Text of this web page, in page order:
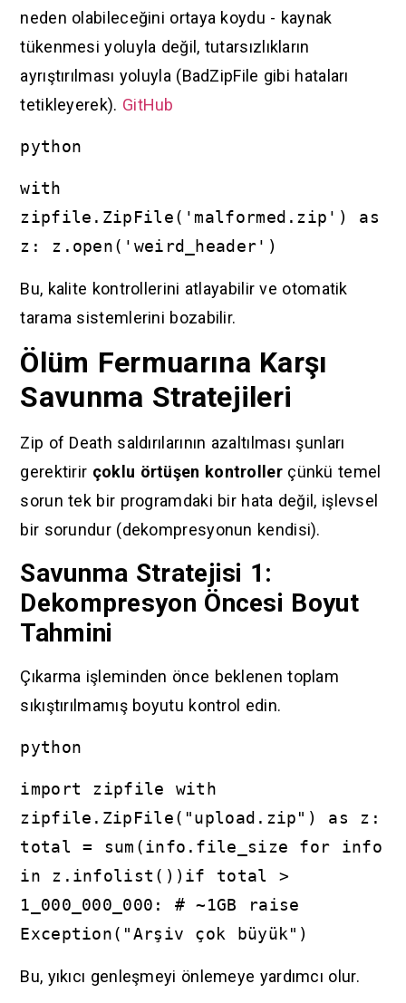
neden olabileceğini ortaya koydu - kaynak
tükenmesi yoluyla değil, tutarsızlıkların
ayrıştırılması yoluyla (BadZipFile gibi hataları
tetikleyerek). GitHub
python
with
zipfile.ZipFile('malformed.zip') as
z: z.open('weird_header')
Bu, kalite kontrollerini atlayabilir ve otomatik
tarama sistemlerini bozabilir.
Ölüm Fermuarına Karşı
Savunma Stratejileri
Zip of Death saldırılarının azaltılması şunları
gerektirir çoklu örtüşen kontrollerçünkü temel
sorun tek bir programdaki bir hata değil, işlevsel
bir sorundur (dekompresyonun kendisi).
Savunma Stratejisi 1:
Dekompresyon Öncesi Boyut
Tahmini
Çıkarma işleminden önce beklenen toplam
sıkıştırılmamış boyutu kontrol edin.
python
import zipfile with
zipfile.ZipFile("upload.zip") as z:
total = sum(info.file_size for info
in z.infolist())if total >
1_000_000_000: # ~1GB raise
Exception("Arşiv çok büyük")
Bu, yıkıcı genleşmeyi önlemeye yardımcı olur.